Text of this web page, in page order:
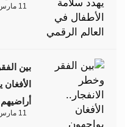
11 مارس 2026 - 13:44
بين
11 مارس 2026 - 11:19